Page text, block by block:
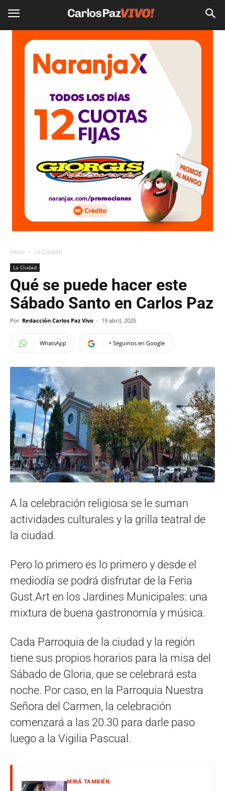
Inicio La Ciudad
La Ciudad
Qué se puede hacer este
Sábado Santo en Carlos Paz
Por Redacción Carlos Paz Vivo - 19 abril, 2025
WhatsApp + Seguinos en Google
A la celebración religiosa se le suman
actividades culturales y la grilla teatral de
la ciudad.
Pero lo primero es lo primero y desde el
mediodía se podrá disfrutar de la Feria
Gust.Art en los Jardines Municipales: una
mixtura de buena gastronomía y música.
Cada Parroquia de la ciudad y la región
tiene sus propios horarios para la misa del
Sábado de Gloria, que se celebrará esta
noche. Por caso, en la Parroquia Nuestra
Señora del Carmen, la celebración
comenzará a las 20.30 para darle paso
luego a la Vigilia Pascual.
MIRÁ TAMBIÉN